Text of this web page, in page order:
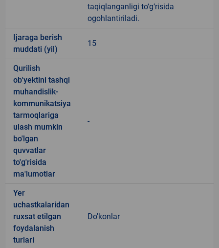
taqiqlanganligi to‘g‘risida
ogohlantiriladi.
Ijaraga berish
muddati (yil)
15
Qurilish
ob'yektini tashqi
muhandislik-
kommunikatsiya
tarmoqlariga
ulash mumkin
bo'lgan
quvvatlar
to'g'risida
ma'lumotlar
-
Yer
uchastkalaridan
ruxsat etilgan
foydalanish
turlari
Do'konlar